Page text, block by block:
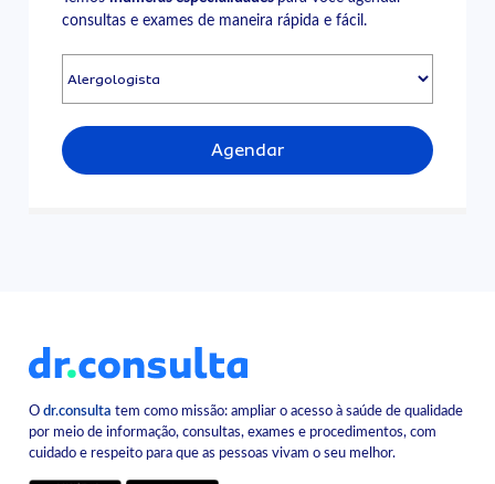
consultas e exames de maneira rápida e fácil.
Agendar
Odr.consulta tem como missão: ampliar o acesso à saúde de qualidade
por meio de informação, consultas, exames e procedimentos, com
cuidado e respeito para que as pessoas vivam o seu melhor.